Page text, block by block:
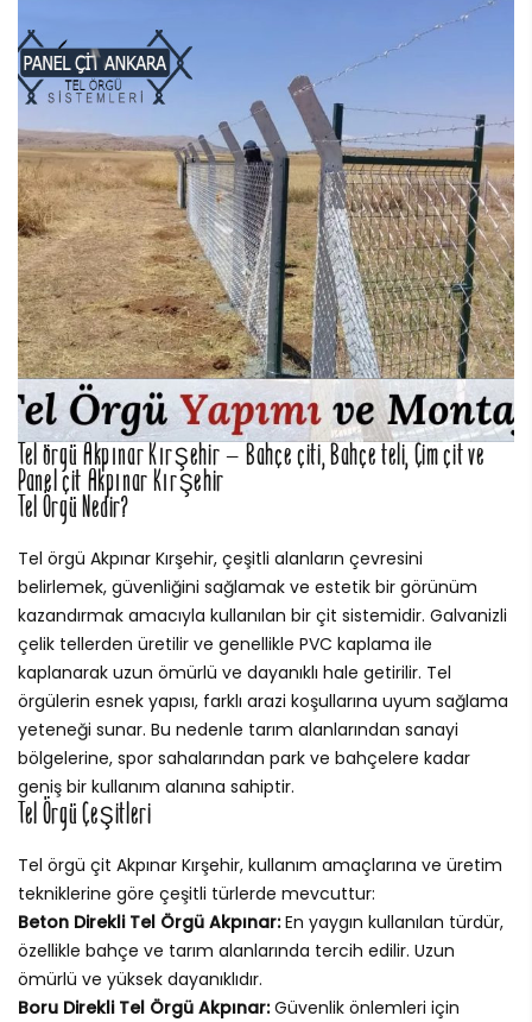
Tel örgü Akpınar Kırşehir – Bahçe çiti, Bahçe teli, Çim çit ve
Panel çit Akpınar Kırşehir
Tel Örgü Nedir?
Tel örgü Akpınar Kırşehir, çeşitli alanların çevresini
belirlemek, güvenliğini sağlamak ve estetik bir görünüm
kazandırmak amacıyla kullanılan bir çit sistemidir. Galvanizli
çelik tellerden üretilir ve genellikle PVC kaplama ile
kaplanarak uzun ömürlü ve dayanıklı hale getirilir. Tel
örgülerin esnek yapısı, farklı arazi koşullarına uyum sağlama
yeteneği sunar. Bu nedenle tarım alanlarından sanayi
bölgelerine, spor sahalarından park ve bahçelere kadar
geniş bir kullanım alanına sahiptir.
Tel Örgü Çeşitleri
Tel örgü çit Akpınar Kırşehir, kullanım amaçlarına ve üretim
tekniklerine göre çeşitli türlerde mevcuttur:
Beton Direkli Tel Örgü Akpınar:En yaygın kullanılan türdür,
özellikle bahçe ve tarım alanlarında tercih edilir. Uzun
ömürlü ve yüksek dayanıklıdır.
Boru Direkli Tel Örgü Akpınar:Güvenlik önlemleri için